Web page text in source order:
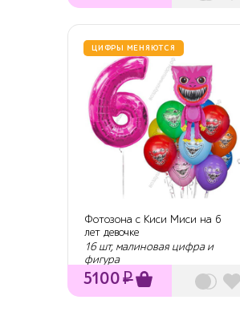
ЦИФРЫ МЕНЯЮТСЯ
Фотозона с Киси Миси на 6
лет девочке
16 шт, малиновая цифра и
фигура
5100₽